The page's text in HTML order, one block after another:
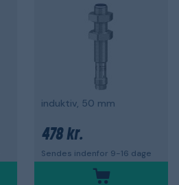
induktiv, 50 mm
478 kr.
Sendes indenfor 9-16 dage